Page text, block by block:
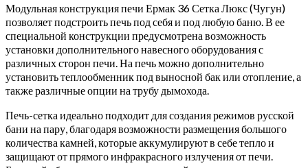
Модульная конструкция печи Ермак 36 Сетка Люкс (Чугун)
позволяет подстроить печь под себя и под любую баню. В ее
специальной конструкции предусмотрена возможность
установки дополнительного навесного оборудования с
различных сторон печи. На печь можно дополнительно
установить теплообменник под выносной бак или отопление, а
также различные опции на трубу дымохода.
Печь-сетка идеально подходит для создания режимов русской
бани на пару, благодаря возможности размещения большого
количества камней, которые аккумулируют в себе тепло и
защищают от прямого инфракрасного излучения от печи.